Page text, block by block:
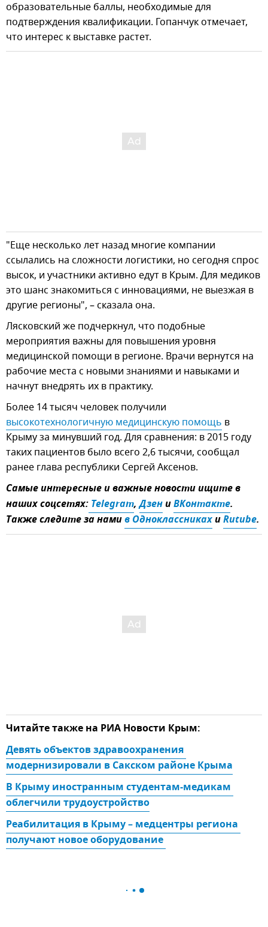
образовательные баллы, необходимые для
подтверждения квалификации. Гопанчук отмечает,
что интерес к выставке растет.
"Еще несколько лет назад многие компании
ссылались на сложности логистики, но сегодня спрос
высок, и участники активно едут в Крым. Для медиков
это шанс знакомиться с инновациями, не выезжая в
другие регионы", – сказала она.
Лясковский же подчеркнул, что подобные
мероприятия важны для повышения уровня
медицинской помощи в регионе. Врачи вернутся на
рабочие места с новыми знаниями и навыками и
начнут внедрять их в практику.
Более 14 тысяч человек получили
высокотехнологичную медицинскую помощь в
Крыму за минувший год. Для сравнения: в 2015 году
таких пациентов было всего 2,6 тысячи, сообщал
ранее глава республики Сергей Аксенов.
Самые интересные и важные новости ищите в
наших соцсетях: Telegram,ДзениВКонтакте.
Также следите за намив ОдноклассникахиRutube.
Читайте также на РИА Новости Крым:
Девять объектов здравоохранения
модернизировали в Сакском районе Крыма
В Крыму иностранным студентам-медикам
облегчили трудоустройство
Реабилитация в Крыму – медцентры региона
получают новое оборудование